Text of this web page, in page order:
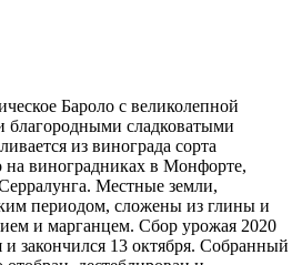
Бароло с великолепной
благородными сладковатыми
из винограда сорта
виноградниках в Монфорте,
Местные земли,
периодом, сложены из глины и
и марганцем. Сбор урожая 2020
и закончился 13 октября. Собранный